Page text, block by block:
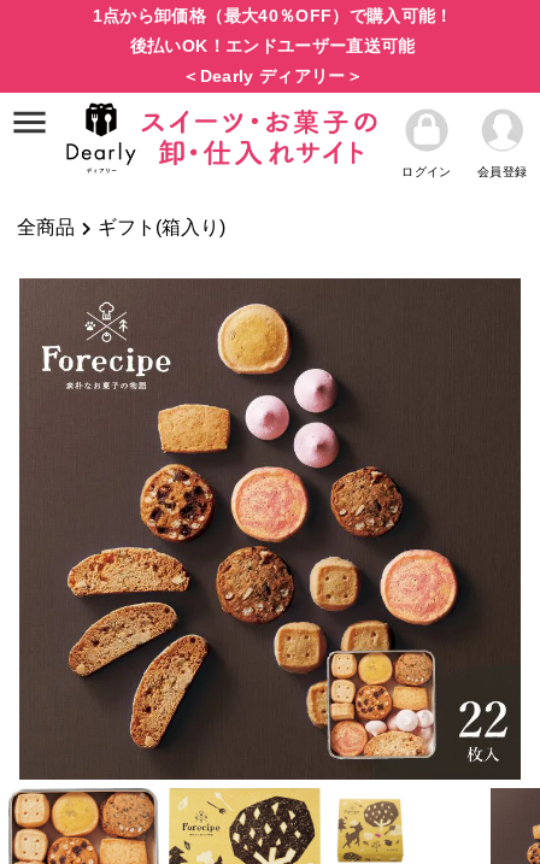
1点から卸価格（最大40％OFF）で購入可能！
後払いOK！エンドユーザー直送可能
＜Dearly ディアリー＞
ログイン 会員登録
全商品 ギフト(箱入り)